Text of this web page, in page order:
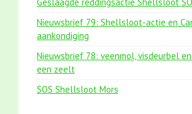
Nieuwsbrief 79: Shellsloot-actie en
aankondiging
Nieuwsbrief 78: veenmol, visdeurbel
een zeelt
SOS Shellsloot Mors